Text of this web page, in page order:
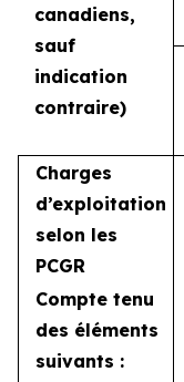
canadiens,
sauf
indication
contraire)
Charges
d’exploitation
selon les
PCGR
Compte tenu
des éléments
suivants :